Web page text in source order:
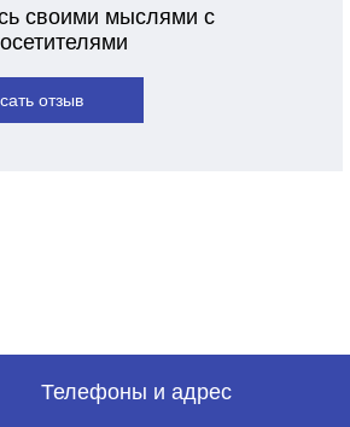
своими мыслями с
отзыв
Телефоны и адрес